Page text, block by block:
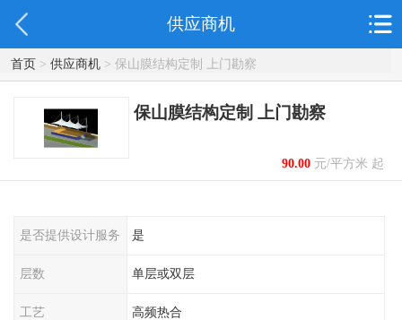
供应商机
首页> 供应商机> 保山膜结构定制 上门勘察
保山膜结构定制 上门勘察
90.00元/平方米 起
是否提供设计服务 是
层数 单层或双层
工艺 高频热合